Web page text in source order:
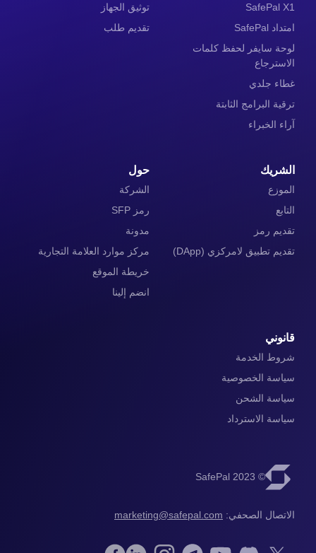
SafePal X1
امتداد SafePal
لوحة سايفر لحفظ كلمات
الاسترجاع
غطاء جلدي
ترقية البرامج الثابتة
آراء الخبراء
توثيق الجهاز
تقديم طلب
الشريك
الموزع
التابع
تقديم رمز
تقديم تطبيق لامركزي (DApp)
حول
الشركة
رمز SFP
مدونة
مركز موارد العلامة التجارية
خريطة الموقع
انضم إلينا
قانوني
شروط الخدمة
سياسة الخصوصية
سياسة الشحن
سياسة الاسترداد
© 2023 SafePal
الاتصال الصحفي: marketing@safepal.com